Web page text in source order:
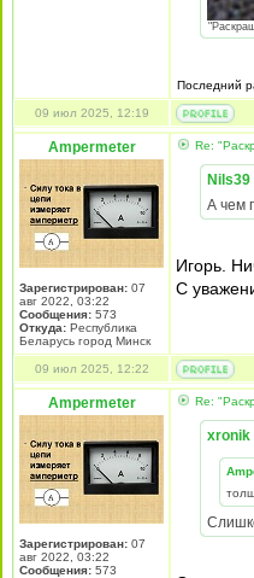
Последний
09 июл 2025, 12:19
Ampermeter
Зарегистрирован: 07
авг 2022, 03:22
Сообщения: 573
Откуда: Республика
Беларусь город Минск
Re:
А чем
Игорь.
С
09 июл 2025, 12:22
Ampermeter
Зарегистрирован: 07
авг 2022, 03:22
Сообщения: 573
Re:
xronik